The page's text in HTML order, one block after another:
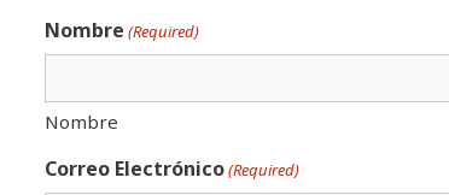
Nombre (Required)
Nombre
Correo Electrónico(Required)